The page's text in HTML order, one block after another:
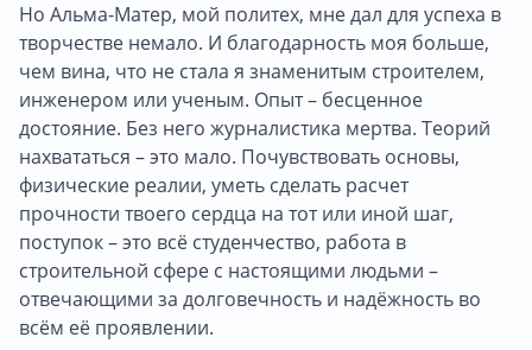
Но Альма-Матер, мой политех, мне дал для успеха в
творчестве немало. И благодарность моя больше,
чем вина, что не стала я знаменитым строителем,
инженером или ученым. Опыт – бесценное
достояние. Без него журналистика мертва. Теорий
нахвататься – это мало. Почувствовать основы,
физические реалии, уметь сделать расчет
прочности твоего сердца на тот или иной шаг,
поступок – это всё студенчество, работа в
строительной сфере с настоящими людьми –
отвечающими за долговечность и надёжность во
всём её проявлении.